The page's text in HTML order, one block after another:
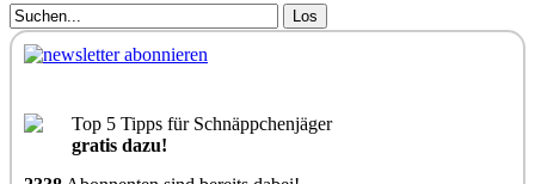
Los
Top 5 Tipps für Schnäppchenjäger
gratis dazu!